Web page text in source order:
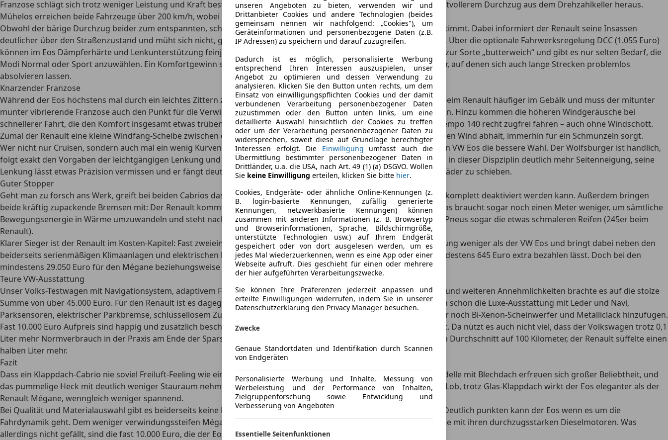
unseren Angeboten zu bieten, verwenden wir und
Drittanbieter Cookies und andere Technologien (beides
gemeinsam nennen wir nachfolgend: „Cookies"), um
Geräteinformationen und personenbezogene Daten (z.B.
IP Adressen) zu speichern und darauf zuzugreifen.
Dadurch ist es möglich, personalisierte Werbung
entsprechend Ihren Interessen auszuspielen, unser
Angebot zu optimieren und dessen Verwendung zu
analysieren. Klicken Sie den Button unten rechts, um dem
Einsatz von einwilligungspflichten Cookies und der damit
verbundenen Verarbeitung personenbezogener Daten
zuzustimmen oder den Button unten links, um eine
detaillierte Auswahl hinsichtlich der Cookies zu treffen
oder um der Verarbeitung personenbezogener Daten zu
widersprechen, soweit diese auf Grundlage berechtigter
Interessen erfolgt. Die Einwilligung umfasst auch die
Übermittlung bestimmter personenbezogener Daten in
Drittländer, u.a. die USA, nach Art. 49 (1) (a) DSGVO. Wollen
Sie keine Einwilligung erteilen, klicken Sie bitte hier.
Cookies, Endgeräte- oder ähnliche Online-Kennungen (z.
B. login-basierte Kennungen, zufällig generierte
Kennungen, netzwerkbasierte Kennungen) können
zusammen mit anderen Informationen (z. B. Browsertyp
und Browserinformationen, Sprache, Bildschirmgröße,
unterstützte Technologien usw.) auf Ihrem Endgerät
gespeichert oder von dort ausgelesen werden, um es
jedes Mal wiederzuerkennen, wenn es eine App oder einer
Webseite aufruft. Dies geschieht für einen oder mehrere
der hier aufgeführten Verarbeitungszwecke.
Sie können Ihre Präferenzen jederzeit anpassen und
erteilte Einwilligungen widerrufen, indem Sie in unserer
Datenschutzerklärung den Privacy Manager besuchen.
Zwecke
Genaue Standortdaten und Identifikation durch Scannen
von Endgeräten
Personalisierte Werbung und Inhalte, Messung von
Werbeleistung und der Performance von Inhalten,
Zielgruppenforschung sowie Entwicklung und
Verbesserung von Angeboten
Essentielle Seitenfunktionen
Franzose schlägt sich trotz weniger Leistung und Kraft bestens und erfreut seinen Fahrer gefühlt sogar mit etwas kraftvollerem Durchzug aus dem Drehzahlkeller heraus.
Mühelos erreichen beide Fahrzeuge über 200 km/h, wobei der Eos bei hohem Tempo etwas spritziger wirkt.
Obwohl der bärige Durchzug beider zum entspannten, schaltfaulen Cruisen einlädt, sind die Cabrios eher straff abgestimmt. Dabei informiert der Renault seine Insassen
deutlicher über den Straßenzustand und müht sich nicht, grobe Schnitzer im Asphalt besonders effizient auszubügeln. Über die optionale Fahrwerksregelung DCC (1.055 Euro)
können im Eos Dämpferhärte und Lenkunterstützung feinjustiert werden, doch zählt selbst der Komfort-Modus nicht zur Sorte „butterweich“ und gibt es nur selten Bedarf, die
Modi Normal oder Sport anzuwählen. Ein Komfortgewinn stellen im VW auf jeden Fall die serienmäßigen Sportsitze dar, auf denen sich auch lange Strecken problemlos
absolvieren lassen.
Knarzender Franzose
Während der Eos höchstens mal durch ein leichtes Zittern zeigt, dass er ein Cabrio und keine Limousine ist, knarzt es beim Renault häufiger im Gebälk und muss der mitunter
munter vibrierende Franzose auch den Punkt für die Verwindungssteifigkeit zweifelsohne an den Wolfsburger abtreten. Hinzu kommen die höheren Windgeräusche bei
schnellerer Fahrt, die den Komfort insgesamt etwas trüben. Offen lässt es sich dagegen mit beiden Cabrios bis etwa Tempo 140 recht zugfrei fahren – auch ohne Windschott.
Zumal der Renault eine kleine Windfang-Scheibe zwischen den hinteren Kopfstützen mitbringt, die, wenn sie auch keinen Wind abhält, immerhin für ein Schmunzeln sorgt.
Wer nicht nur Cruisen, sondern auch mal ein wenig Kurvenspaß erleben möchte, der trifft mit der Entscheidung für den VW Eos die bessere Wahl. Der Wolfsburger ist handlich,
folgt exakt den Vorgaben der leichtgängigen Lenkung und bleibt in flotten Kurven lange Zeit neutral. Der Renault zeigt in dieser Dispziplin deutlich mehr Seitenneigung, seine
Lenkung lässt etwas Präzision vermissen und er fängt deutlich früher an über die wie beim Eos 17 Zoll großen Vorderräder zu schieben.
Guter Stopper
Geht man zu forsch ans Werk, greift bei beiden Cabrios das ESP maßregelnd ein, das übrigens bei keinem Kandidaten komplett deaktiviert werden kann. Außerdem bringen
beide kräftig zupackende Bremsen mit: Der Renault kommt aus Tempo 100 nach 37,7 Metern zum Stillstand und der Eos braucht sogar noch einen Meter weniger, um sämtliche
Bewegungsenergie in Wärme umzuwandeln und steht nach beispielhaften 36,7 Metern; dabei trägt der Eos mit 235er-Pneus sogar die etwas schmaleren Reifen (245er beim
Renault).
Klarer Sieger ist der Renault im Kosten-Kapitel: Fast zweieinhalbtausend Euro kostet der Franzose in der Basisausstattung weniger als der VW Eos und bringt dabei neben den
beiderseits serienmäßigen Klimaanlagen und elektrischen Fensterhebern noch ein CD-Radio mit, dass sich VW mit mindestens 645 Euro extra bezahlen lässt. Doch bei den
mindestens 29.050 Euro für den Mégane beziehungsweise 31.525 Euro für den Eos dürfte es nur selten bleiben.
Teure VW-Ausstattung
Unser Volks-Testwagen mit Navigationsystem, adaptivem Fahrwerk, Lederausstattung, elektrischen Sitzen, Xenonlicht und weiteren Annehmlichkeiten brachte es auf die stolze
Summe von über 45.000 Euro. Für den Renault ist es dagegen schwer, mehr als 35.000 Euro auszugeben. Dann hat man schon die Luxe-Ausstattung mit Leder und Navi,
Parksensoren, elektrischer Parkbremse, schlüssellosem Zugangssystem, Tempomat und Klimaautomatik und kann nur noch Bi-Xenon-Scheinwerfer und Metalliclack hinzufügen.
Fast 10.000 Euro Aufpreis sind happig und zusätzlich bescheinigt DAT dem VW Eos auch noch den höheren Wertverlust. Da nützt es auch nicht viel, dass der Volkswagen trotz 0,1
Liter mehr Normverbrauch in der Praxis am Ende der Sparsamere war. 7,9 Liter Diesel konsumierte der Wolfsburger im Durchschnitt auf 100 Kilometer, der Renault süffelte einen
halben Liter mehr.
Fazit
Dass ein Klappdach-Cabrio nie soviel Freiluft-Feeling wie eins mit Stoffmütze bietet, stört die wenigsten Käufer. Die Modelle mit Blechdach erfreuen sich großer Beliebtheit, und
das pummelige Heck mit deutlich weniger Stauraum nehmen die Kunden gern in Kauf. Hier gilt den VW Designern ein Lob, trotz Glas-Klappdach wirkt der Eos eleganter als der
Renault Mégane, wenngleich weniger spannend.
Bei Qualität und Materialauswahl gibt es beiderseits keine Kritik, allerdings liegt der Renault marginal hinter dem VW. Deutlich punkten kann der Eos wenn es um die
Fahrdynamik geht. Dem weniger verwindungssteifen Mégane liegt eher das entspannte Cruisen. Gefallen können beide mit ihren durchzugsstarken Dieselmotoren. Was
allerdings nicht gefällt, sind die fast 10.000 Euro, die der Eos teurer ist.